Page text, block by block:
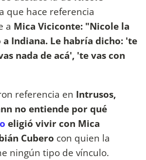
que hace referencia
a Mica Viciconte: "Nicole la
Indiana. Le habría dicho: 'te
nada de acá', 'te vas con
referencia en Intrusos,
no entiende por qué
eligió vivir con Mica
Cubero con quien la
ningún tipo de vínculo.